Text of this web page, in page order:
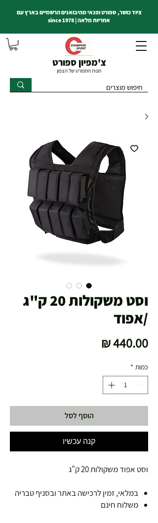
צ'מפיון ספורט
חנות הספורט של הצפון
ציוד כושר, ספורט ופנאי מהיבואנים הרשמיים בארץ עם
אחריות מלאה | since 1978
וסט משקולות 20 ק"ג
/אפוד
כמות *
הוסף לסל
קנה עכשיו
וסט אפוד משקולות 20 ק"ג
במלאי, זמין לרכישה באתר ובסניף טבריה
משלוח חינם